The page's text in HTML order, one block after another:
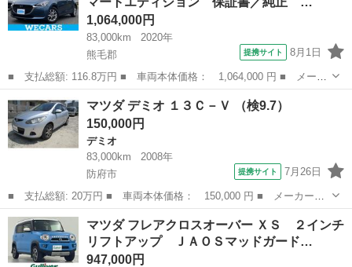
ト クルーズコ...
1,064,000円
83,000km
2020年
熊毛郡
提携サイト 8月1日
■ 支払総額: 116.8万円 ■ 車両本体価格： 1,064,000 円 ■ メーカ
ー名： マツダ ■ 車種名： ＭＡＺＤＡ２ ■ グレード名： １５
Ｓプロアクティブスマートエディション 保証書／純正 ＳＤナビ／
アイアク...
山口 熊毛郡 マツダ
マツダ デミオ １３Ｃ－Ｖ （検9.7）
150,000円
デミオ
83,000km
2008年
防府市
提携サイト 7月26日
■ 支払総額: 20万円 ■ 車両本体価格： 150,000 円 ■ メーカー
名： マツダ ■ 車種名： デミオ ■ グレード名： １３Ｃ－Ｖ
■ 排気量： 1300cc ■ ドア枚数： 5D ■ ミッション： CVT ■...
山口 防府市 デミオ
マツダ フレアクロスオーバー ＸＳ ２インチ
リフトアップ ＪＡＯＳマッドガード…
947,000円